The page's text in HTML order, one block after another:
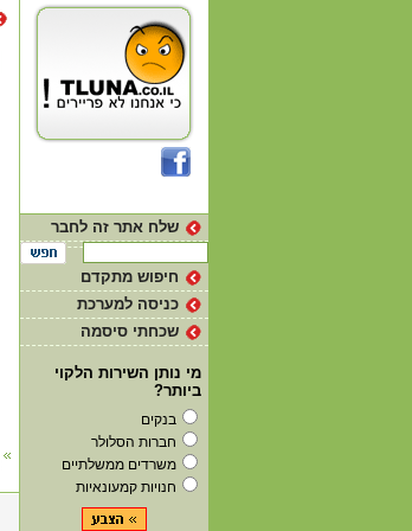
שלח אתר זה לחבר
חיפוש מתקדם
כניסה למערכת
שכחתי סיסמה
מי נותן השירות הלקוי
ביותר?
בנקים
חברות הסלולר
משרדים ממשלתיים
חנויות קמעונאיות